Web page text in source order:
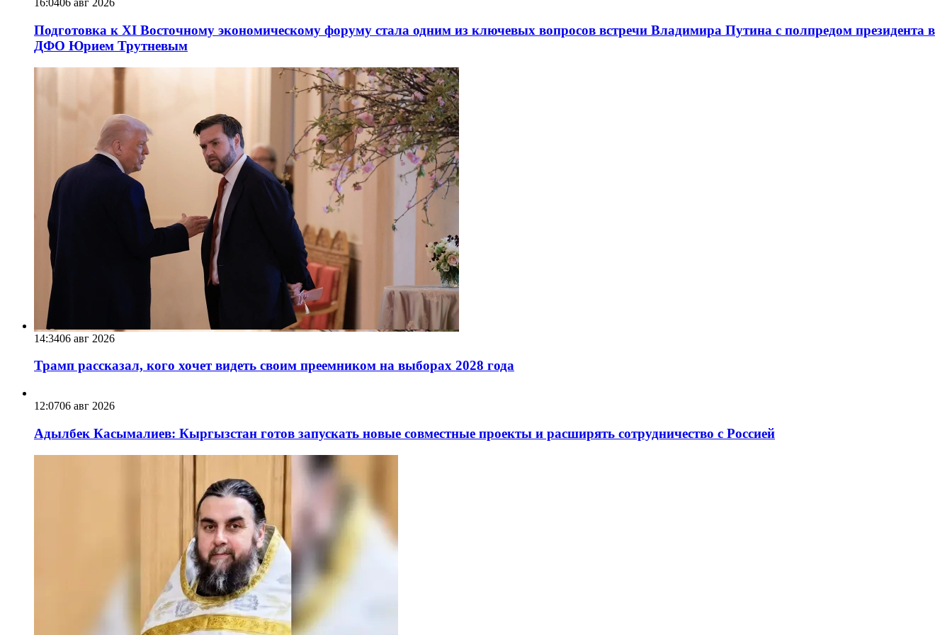
16:0406 авг 2026
Подготовка к XI Восточному экономическому форуму стала одним из ключевых вопросов встречи Владимира Путина с полпредом президента в
ДФО Юрием Трутневым
14:3406 авг 2026
Трамп рассказал, кого хочет видеть своим преемником на выборах 2028 года
12:0706 авг 2026
Адылбек Касымалиев: Кыргызстан готов запускать новые совместные проекты и расширять сотрудничество с Россией